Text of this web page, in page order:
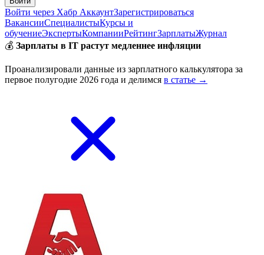
Войти через Хабр АккаунтЗарегистрироваться
ВакансииСпециалистыКурсы и
обучениеЭкспертыКомпанииРейтингЗарплатыЖурнал
💰 Зарплаты в IT растут медленнее инфляции
Проанализировали данные из зарплатного калькулятора за
первое полугодие 2026 года и делимся в статье →